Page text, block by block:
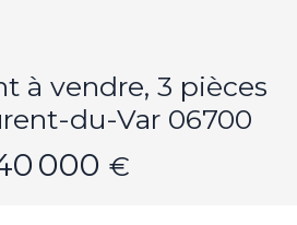
à vendre, 3 pièces
du-Var 06700
000 €